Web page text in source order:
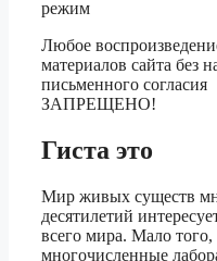
режим
Любое
материалов сайта без
письменного согласия
ЗАПРЕЩЕНО!
Гиста это
Мир живых существ
десятилетий
всего мира. Мало того,
многочисленные